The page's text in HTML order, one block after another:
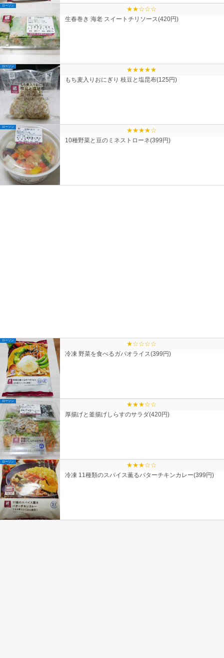
ローソン
★★☆☆☆
生春巻き 海老 スイートチリソース(420円)
ローソン
★★★★★
もち麦入りおにぎり 枝豆と塩昆布(125円)
ローソン
★★★★☆
10種野菜と豆のミネストローネ(399円)
ローソン
★☆☆☆☆
冷凍 野菜を食べるガパオライス(399円)
ローソン
★★★☆☆
厚揚げと釜揚げしらすのサラダ(420円)
ローソン
★★★☆☆
冷凍 11種類のスパイス薫るバターチキンカレー(399円)